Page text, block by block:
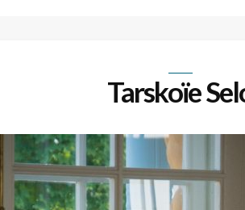
Tarskoïe